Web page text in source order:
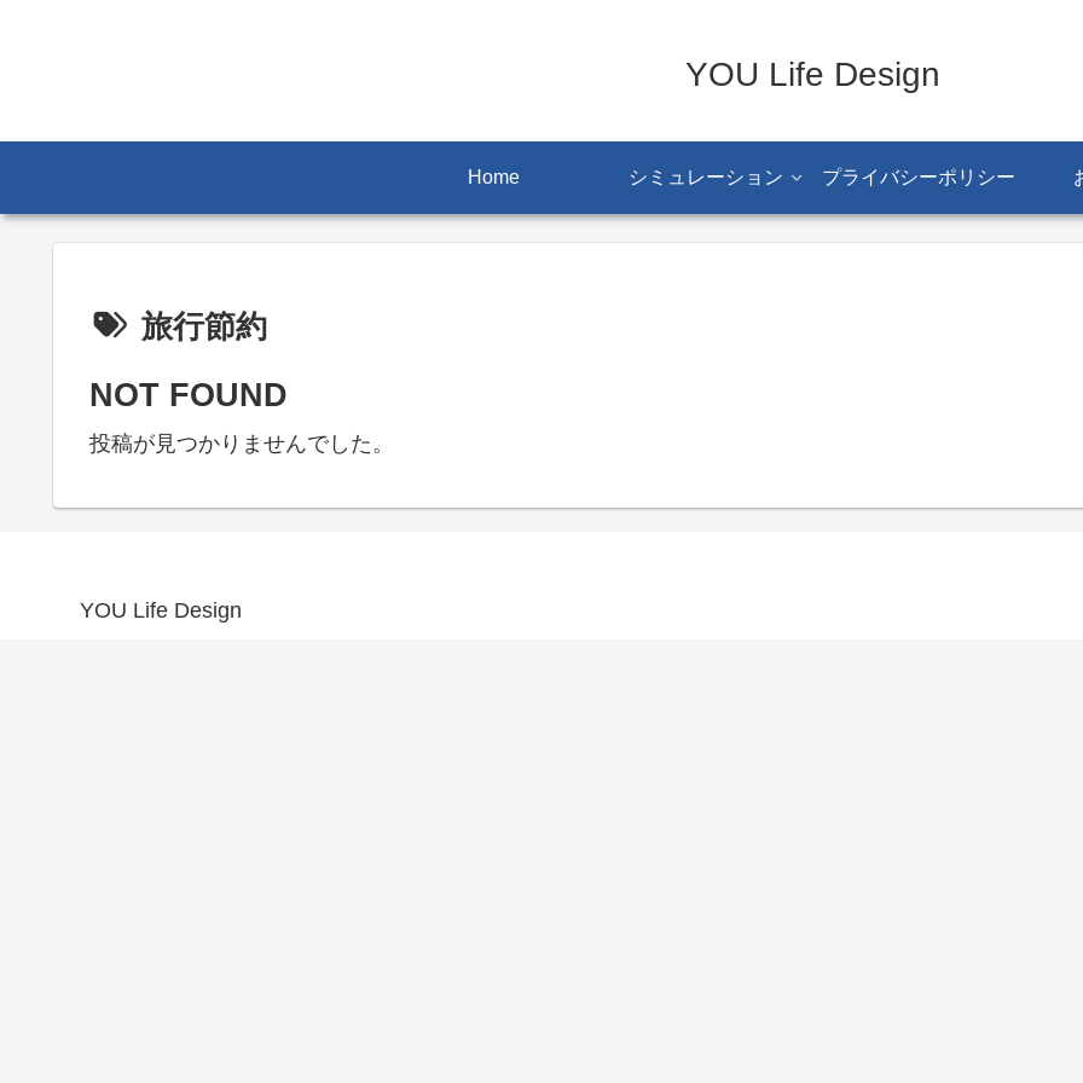
YOU Life Design
Home シミュレーション プライバシーポリシー
旅行節約
NOT FOUND
投稿が見つかりませんでした。
YOU Life Design